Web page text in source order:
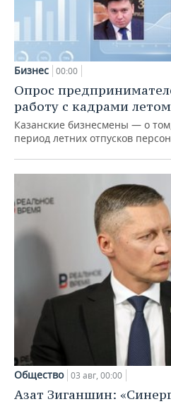
Бизнес 00:00
Опрос
работу с кадрами
Казанские бизнесмены — о
период летних отпусков
Общество 03 авг, 00:00
Азат Зиганшин: